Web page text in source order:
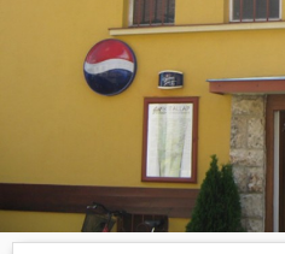
Sport
Szabadidő
Hasznos